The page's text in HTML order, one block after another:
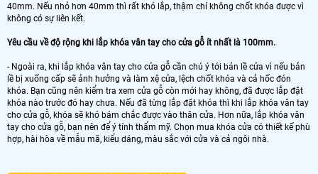
40mm. Nếu nhỏ hơn 40mm thì rất khó lắp, thậm chí không chốt khóa được vì
không có sự liên kết.
Yêu cầu về độ rộng khi lắp khóa vân tay cho cửa gỗ ít nhất là 100mm.
- Ngoài ra, khi lắp khóa vân tay cho cửa gỗ cần chú ý tới bản lề cửa vì nếu bản
lề bị xuống cấp sẽ ảnh hưởng và làm xệ cửa, lệch chốt khóa và cả hốc đón
khóa. Bạn cũng nên kiểm tra xem cửa gỗ còn mới hay không, đã được lắp đặt
khóa nào trước đó hay chưa. Nếu đã từng lắp đặt khóa thì khi lắp khóa vân tay
cho cửa gỗ, khóa sẽ khó bám chắc được vào thân cửa. Hơn nữa, lắp khóa vân
tay cho cửa gỗ, bạn nên để ý tính thẩm mỹ. Chọn mua khóa cửa có thiết kế phù
hợp, hài hòa về mẫu mã, kiểu dáng, màu sắc với cửa và cả ngôi nhà.